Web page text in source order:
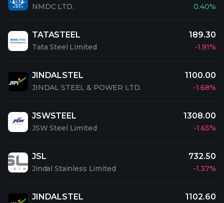
NMDC LTD. 0.40%
TATASTEEL
Tata Steel Limited
189.30
-1.91%
JINDALSTEL
JINDAL STEEL & POWER LTD.
1100.00
-1.68%
JSWSTEEL
JSW Steel Limited
1308.00
-1.65%
JSL
Jindal Stainless Limited
732.50
-1.37%
JINDALSTEL 1102.60